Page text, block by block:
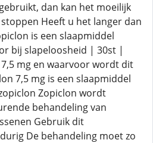
dan kan het moeilijk
Heeft u het langer dan
is een slaapmiddel
bij slapeloosheid | 30st |
mg en waarvoor wordt dit
7,5 mg is een slaapmiddel
Zopiclon wordt
behandeling van
Gebruik dit
De behandeling moet zo